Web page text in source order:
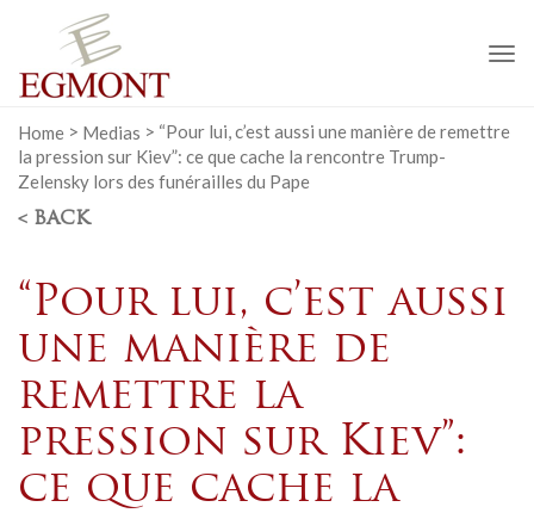
Home > Medias > “Pour lui, c’est aussi une manière de remettre
la pression sur Kiev”: ce que cache la rencontre Trump-
Zelensky lors des funérailles du Pape
< BACK
“Pour lui, c’est aussi
une manière de
remettre la
pression sur Kiev”:
ce que cache la